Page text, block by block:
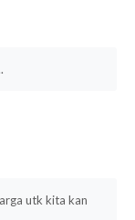
utk kita kan